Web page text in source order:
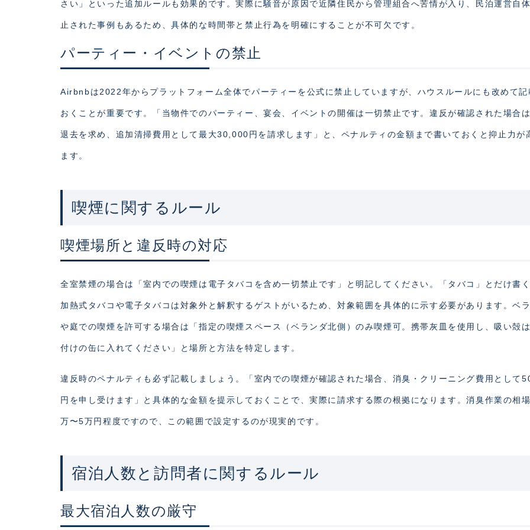
さい」といった追加ルールも効果的です。実際に騒音が原因で近隣住民から管理組合へ苦情が入り、民泊運営自
止された事例もあるため、具体的な時間帯と禁止行為を明確にすることが不可欠です。
パーティー・イベントの禁止
Airbnbは2022年からプラットフォーム全体でパーティーを公式に禁止していますが、ハウスルールにも改めて記
おくことが重要です。「当物件でのパーティー、宴会、イベントの開催は一切禁止です。違反が確認された場合
退去を求め、追加清掃費用として最大30,000円を請求します」と、ペナルティの金額まで書いておくと抑止力が
ます。
喫煙に関するルール
喫煙場所と違反時の対応
全室禁煙の場合は「室内での喫煙は電子タバコを含め一切禁止です」と明記してください。「タバコ」とだけ書く
加熱式タバコや電子タバコは対象外と解釈するゲストがいるため、対象範囲を具体的に示す必要があります。ベ
や庭での喫煙を許可する場合は「指定の喫煙スペース（ベランダ北側）のみ喫煙可。携帯灰皿を使用し、吸い殻は
付けの缶に入れてください」と場所と方法を特定します。
違反時のペナルティも必ず記載しましょう。「室内での喫煙が確認された場合、消臭・クリーニング費用として
円を申し受けます」と具体的な金額を提示しておくことで、実際に請求する際の根拠になります。消臭作業の相
万〜5万円程度ですので、この範囲で設定するのが現実的です。
宿泊人数と訪問者に関するルール
最大宿泊人数の厳守